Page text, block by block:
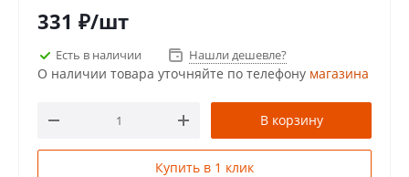
331 ₽/шт
Есть в наличии Нашли дешевле?
О наличии товара уточняйте по телефону магазина
В корзину
Купить в 1 клик